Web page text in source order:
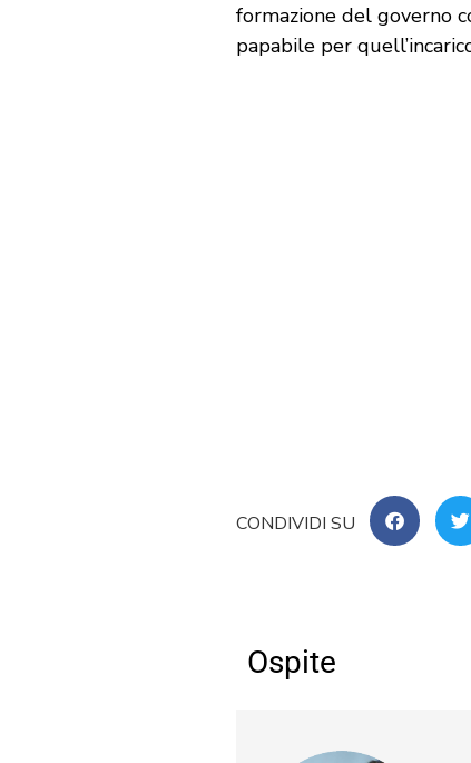
formazione del governo
papabile per
Ospite